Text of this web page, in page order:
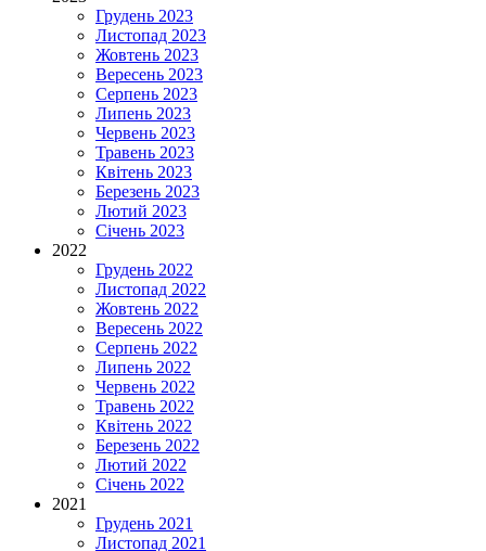
Грудень 2023
Листопад 2023
Жовтень 2023
Вересень 2023
Серпень 2023
Липень 2023
Червень 2023
Травень 2023
Квітень 2023
Березень 2023
Лютий 2023
Січень 2023
2022
Грудень 2022
Листопад 2022
Жовтень 2022
Вересень 2022
Серпень 2022
Липень 2022
Червень 2022
Травень 2022
Квітень 2022
Березень 2022
Лютий 2022
Січень 2022
2021
Грудень 2021
Листопад 2021